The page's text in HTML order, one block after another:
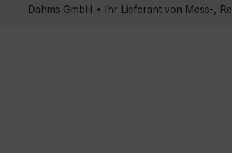
Dahms GmbH • Ihr Lieferant von Mess-,